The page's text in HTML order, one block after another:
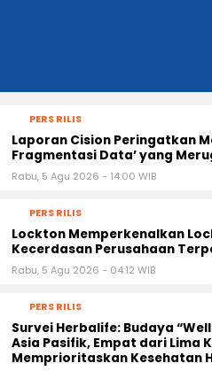
PERS RILIS
Laporan Cision Peringatkan
Fragmentasi Data’ yang
Rabu, 5 Agu 2026 - 14:00 WIB
PERS RILIS
Lockton Memperkenalkan
Kecerdasan Perusahaan
Rabu, 5 Agu 2026 - 04:12 WIB
PERS RILIS
Survei Herbalife: Budaya
Asia Pasifik, Empat dari Lima
Memprioritaskan Kesehatan